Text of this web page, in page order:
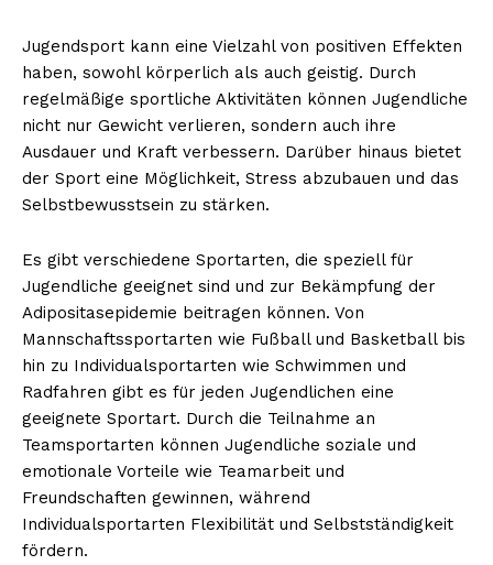
Jugendsport kann eine Vielzahl von positiven Effekten
haben, sowohl körperlich als auch geistig. Durch
regelmäßige sportliche Aktivitäten können Jugendliche
nicht nur Gewicht verlieren, sondern auch ihre
Ausdauer und Kraft verbessern. Darüber hinaus bietet
der Sport eine Möglichkeit, Stress abzubauen und das
Selbstbewusstsein zu stärken.
Es gibt verschiedene Sportarten, die speziell für
Jugendliche geeignet sind und zur Bekämpfung der
Adipositasepidemie beitragen können. Von
Mannschaftssportarten wie Fußball und Basketball bis
hin zu Individualsportarten wie Schwimmen und
Radfahren gibt es für jeden Jugendlichen eine
geeignete Sportart. Durch die Teilnahme an
Teamsportarten können Jugendliche soziale und
emotionale Vorteile wie Teamarbeit und
Freundschaften gewinnen, während
Individualsportarten Flexibilität und Selbstständigkeit
fördern.